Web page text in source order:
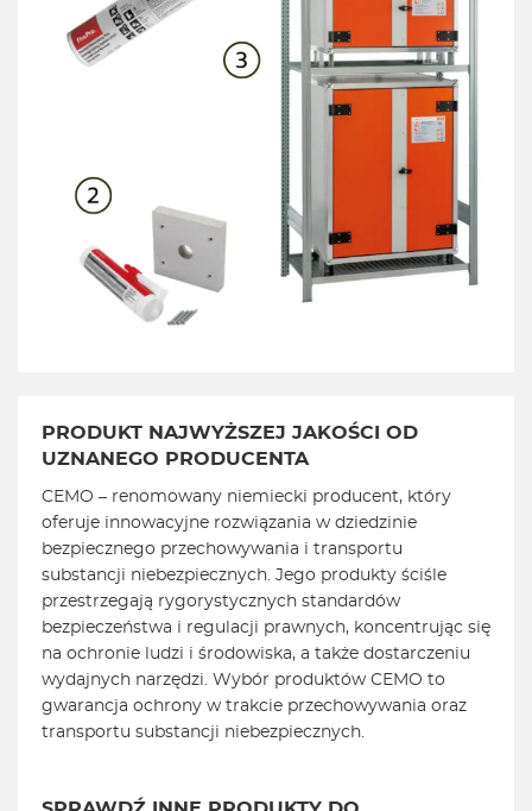
PRODUKT NAJWYŻSZEJ JAKOŚCI OD
UZNANEGO PRODUCENTA
CEMO – renomowany niemiecki producent, który
oferuje innowacyjne rozwiązania w dziedzinie
bezpiecznego przechowywania i transportu
substancji niebezpiecznych. Jego produkty ściśle
przestrzegają rygorystycznych standardów
bezpieczeństwa i regulacji prawnych, koncentrując się
na ochronie ludzi i środowiska, a także dostarczeniu
wydajnych narzędzi. Wybór produktów CEMO to
gwarancja ochrony w trakcie przechowywania oraz
transportu substancji niebezpiecznych.